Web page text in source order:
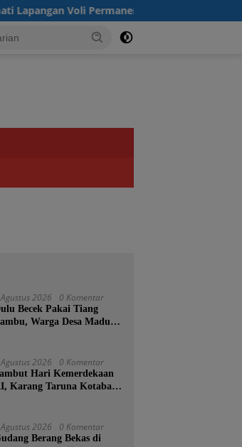
Voli Permanen Berkat Program Bupati Tanah
2026 0 Komentar
Becek Pakai Tiang
Warga Desa Madu
Program Bupati
Bumbu
2026 0 Komentar
Hari Kemerdekaan
Karang Taruna Kotabaru
2026 0 Komentar
Berang Bekas di